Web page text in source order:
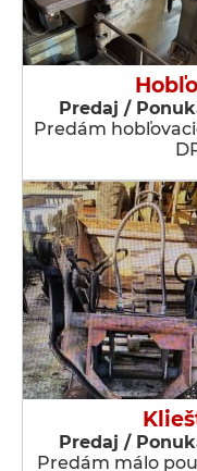
Predaj /
Predám
Predaj /
Predám málo